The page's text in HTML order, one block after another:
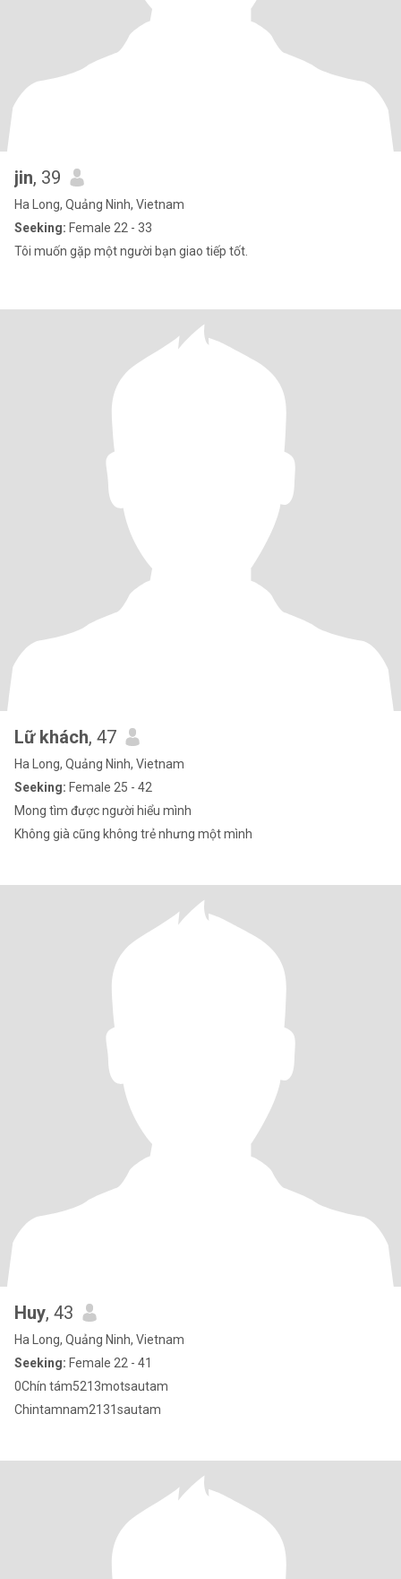
jin, 39
Ha Long, Quảng Ninh, Vietnam
Seeking: Female 22 - 33
Tôi muốn gặp một người bạn giao tiếp tốt.
Lữ khách, 47
Ha Long, Quảng Ninh, Vietnam
Seeking: Female 25 - 42
Mong tìm được người hiểu mình
Không già cũng không trẻ nhưng một mình
Huy, 43
Ha Long, Quảng Ninh, Vietnam
Seeking: Female 22 - 41
0Chín tám5213motsautam
Chintamnam2131sautam